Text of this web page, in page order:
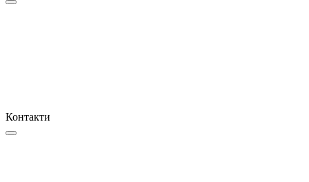
Контакти